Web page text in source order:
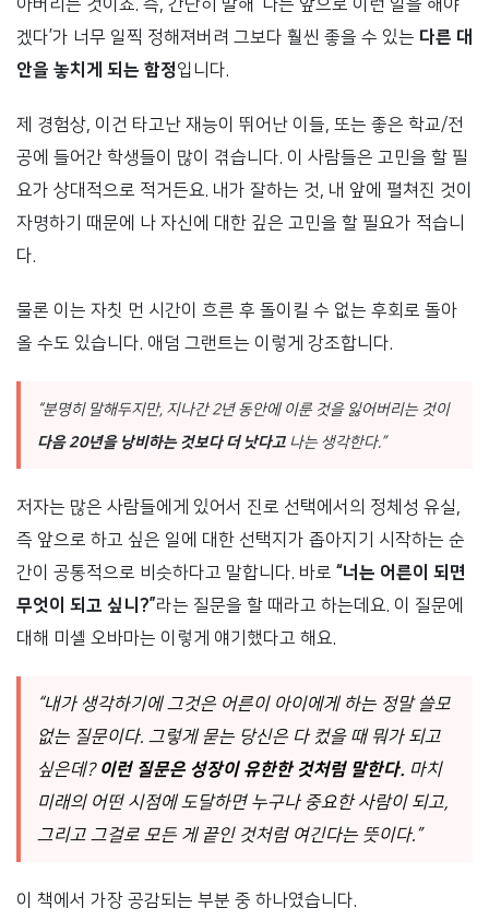
아버리는 것이죠. 즉, 간단히 말해 ‘나는 앞으로 이런 일을 해야
겠다’가 너무 일찍 정해져버려 그보다 훨씬 좋을 수 있는 다른 대
안을 놓치게 되는 함정입니다.
제 경험상, 이건 타고난 재능이 뛰어난 이들, 또는 좋은 학교/전
공에 들어간 학생들이 많이 겪습니다. 이 사람들은 고민을 할 필
요가 상대적으로 적거든요. 내가 잘하는 것, 내 앞에 펼쳐진 것이
자명하기 때문에 나 자신에 대한 깊은 고민을 할 필요가 적습니
다.
물론 이는 자칫 먼 시간이 흐른 후 돌이킬 수 없는 후회로 돌아
올 수도 있습니다. 애덤 그랜트는 이렇게 강조합니다.
“분명히 말해두지만, 지나간 2년 동안에 이룬 것을 잃어버리는 것이
다음 20년을 낭비하는 것보다 더 낫다고 나는 생각한다.”
저자는 많은 사람들에게 있어서 진로 선택에서의 정체성 유실,
즉 앞으로 하고 싶은 일에 대한 선택지가 좁아지기 시작하는 순
간이 공통적으로 비슷하다고 말합니다. 바로 “너는 어른이 되면
무엇이 되고 싶니?”라는 질문을 할 때라고 하는데요. 이 질문에
대해 미셸 오바마는 이렇게 얘기했다고 해요.
“내가 생각하기에 그것은 어른이 아이에게 하는 정말 쓸모
없는 질문이다. 그렇게 묻는 당신은 다 컸을 때 뭐가 되고
싶은데? 이런 질문은 성장이 유한한 것처럼 말한다. 마치
미래의 어떤 시점에 도달하면 누구나 중요한 사람이 되고,
그리고 그걸로 모든 게 끝인 것처럼 여긴다는 뜻이다.”
이 책에서 가장 공감되는 부분 중 하나였습니다.